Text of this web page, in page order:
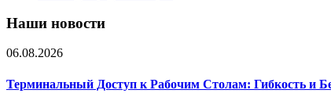
Наши новости
06.08.2026
Терминальный Доступ к Рабочим Столам: Гибкость и